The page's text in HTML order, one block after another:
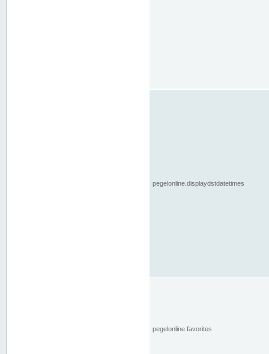
pegelonline.displaydstdatetimes
pegelonline.favorites